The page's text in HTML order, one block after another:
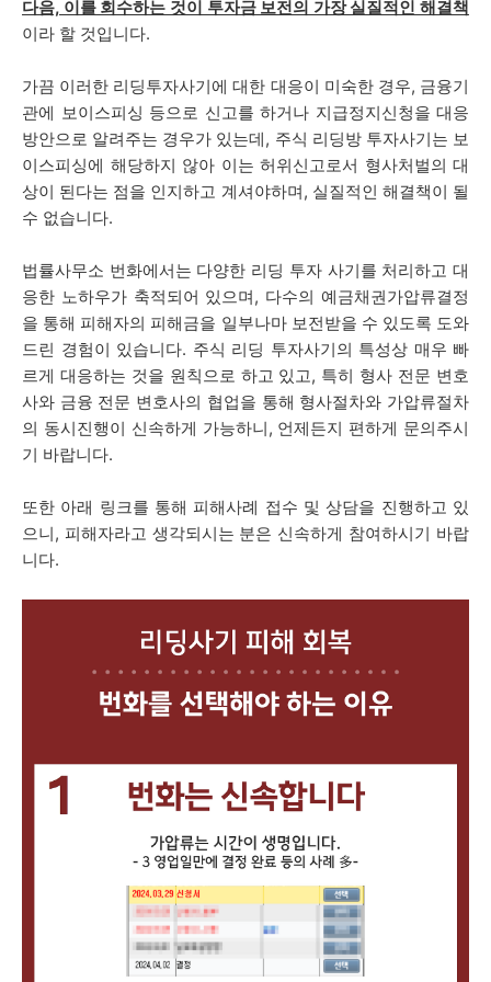
다음, 이를 회수하는 것이 투자금 보전의 가장 실질적인 해결책
이라 할 것입니다.
가끔 이러한 리딩투자사기에 대한 대응이 미숙한 경우, 금융기
관에 보이스피싱 등으로 신고를 하거나 지급정지신청을 대응
방안으로 알려주는 경우가 있는데, 주식 리딩방 투자사기는 보
이스피싱에 해당하지 않아 이는 허위신고로서 형사처벌의 대
상이 된다는 점을 인지하고 계셔야하며, 실질적인 해결책이 될
수 없습니다.
법률사무소 번화에서는 다양한 리딩 투자 사기를 처리하고 대
응한 노하우가 축적되어 있으며, 다수의 예금채권가압류결정
을 통해 피해자의 피해금을 일부나마 보전받을 수 있도록 도와
드린 경험이 있습니다. 주식 리딩 투자사기의 특성상 매우 빠
르게 대응하는 것을 원칙으로 하고 있고, 특히 형사 전문 변호
사와 금융 전문 변호사의 협업을 통해 형사절차와 가압류절차
의 동시진행이 신속하게 가능하니, 언제든지 편하게 문의주시
기 바랍니다.
또한 아래 링크를 통해 피해사례 접수 및 상담을 진행하고 있
으니, 피해자라고 생각되시는 분은 신속하게 참여하시기 바랍
니다.